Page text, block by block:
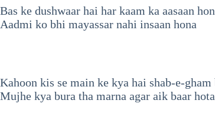
Bas ke dushwaar hai har kaam ka aasaan
Aadmi ko bhi mayassar nahi insaan hona
Kahoon kis se main ke kya hai shab-e-
Mujhe kya bura tha marna agar aik baar hota